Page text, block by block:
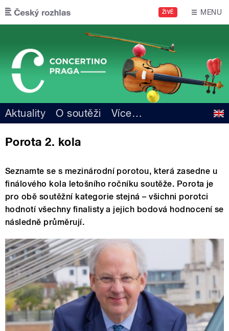
Přejít k hlavnímu obsahu
ŽIVĚ MENU
Aktuality O soutěži Více…
Porota 2. kola
Seznamte se s mezinárodní porotou, která zasedne u
finálového kola letošního ročníku soutěže. Porota je
pro obě soutěžní kategorie stejná – všichni porotci
hodnotí všechny finalisty a jejich bodová hodnocení se
následně průměrují.